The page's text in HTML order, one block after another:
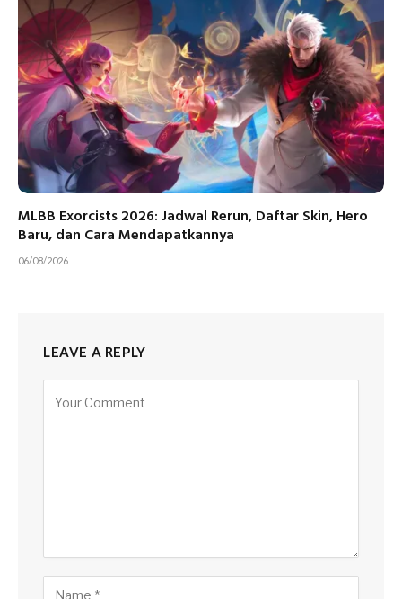
MLBB Exorcists 2026: Jadwal Rerun, Daftar Skin, Hero
Baru, dan Cara Mendapatkannya
06/08/2026
LEAVE A REPLY